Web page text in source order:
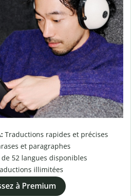
Traductions rapides et précises
et paragraphes
de 52 langues disponibles
illimitées
à Premium